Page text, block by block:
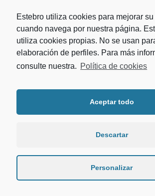
Estampaciones EBRO, S.L.
Polg. Ind. Malpica-Alfindén C/H
naves 10, 12, 14 y 5 50171 La
Puebla de Alfindén Zaragoza,
España
Fax. +34 976 108 058
Política de
Programa
2014-2020
Programa
Estebro utiliza cookies para mejorar
cuando navega por nuestra página.
utiliza cookies propias. No se usan
elaboración de perfiles. Para más
consulte nuestra. Política de cookies
Aceptar todo
Descartar
Personalizar